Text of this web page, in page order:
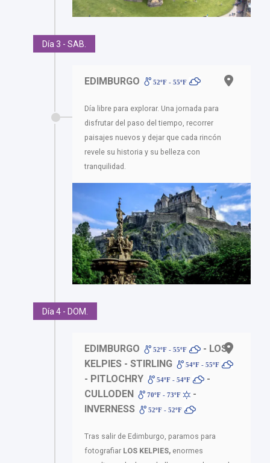
Día 3 - SAB.
EDIMBURGO 52ºF - 55ºF
Día libre para explorar. Una jornada para
disfrutar del paso del tiempo, recorrer
paisajes nuevos y dejar que cada rincón
revele su historia y su belleza con
tranquilidad.
Día 4 - DOM.
EDIMBURGO 52ºF - 55ºF
- LOS
KELPIES - STIRLING
54ºF - 55ºF
- PITLOCHRY 54ºF - 54ºF
-
CULLODEN
70ºF - 73ºF
-
INVERNESS
52ºF - 52ºF
Tras salir de Edimburgo, paramos para
fotografiar LOS KELPIES, enormes